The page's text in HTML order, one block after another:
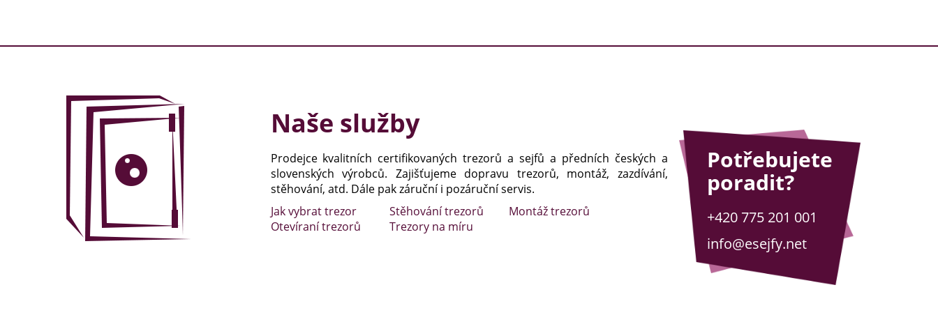
Naše služby
Prodejce kvalitních certifikovaných trezorů a sejfů a předních českých a
slovenských výrobců. Zajišťujeme dopravu trezorů, montáž, zazdívání,
stěhování, atd. Dále pak záruční i pozáruční servis.
Jak vybrat trezor
Stěhování trezorů
Montáž trezorů
Otevíraní trezorů
Trezory na míru
Potřebujete
poradit?
+420 775 201 001
info@esejfy.net